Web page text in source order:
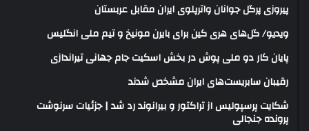
پیروزی پرگل جوانان واترپلوی ایران مقابل عربستان
ویدیو/ گل‌های هری‌ کین برای بایرن مونیخ و تیم ملی انگلیس
پایان کار دو ملی پوش در بخش اسکیت جام جهانی تیراندازی
رقیبان سابریست‌های ایران مشخص شدند
شکایت پرسپولیس از تراکتور و بیرانوند رد شد | جزئیات سرنوشت
پرونده جنجالی